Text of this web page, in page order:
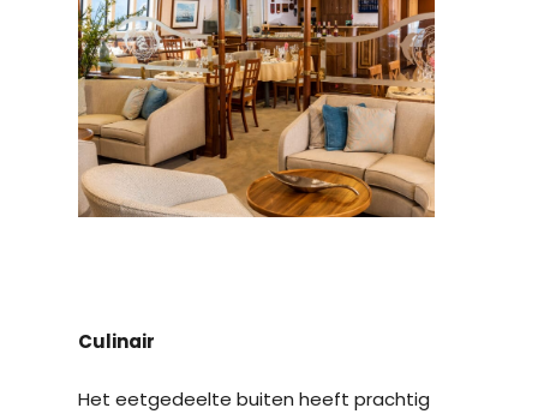
Culinair
Het eetgedeelte buiten heeft prachtig